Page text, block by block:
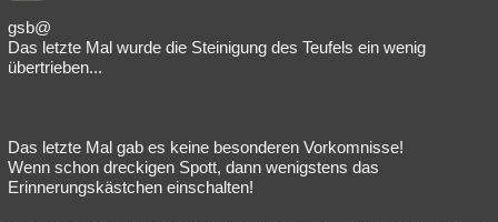
gsb@
Das letzte Mal wurde die Steinigung des Teufels ein wenig
übertrieben...
Das letzte Mal gab es keine besonderen Vorkomnisse!
Wenn schon dreckigen Spott, dann wenigstens das
Erinnerungskästchen einschalten!